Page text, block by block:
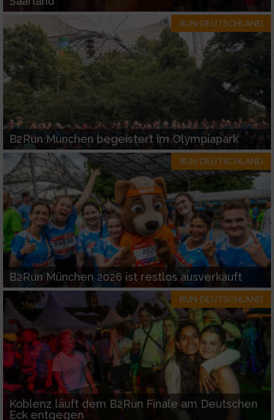
RUN-DEUTSCHLAND
B2Run München begeistert im Olympiapark
RUN-DEUTSCHLAND
B2Run München 2026 ist restlos ausverkauft
RUN-DEUTSCHLAND
Koblenz läuft dem B2Run Finale am Deutschen
Eck entgegen